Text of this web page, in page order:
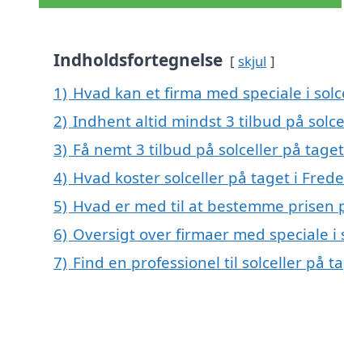
Indholdsfortegnelse skjul
1) Hvad kan et firma med speciale i
2) Indhent altid mindst 3 tilbud på
3) Få nemt 3 tilbud på solceller på
4) Hvad koster solceller på taget i
5) Hvad er med til at bestemme prisen
6) Oversigt over firmaer med speciale
7) Find en professionel til solceller på